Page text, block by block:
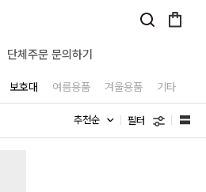
단체주문 문의하기
보호대 여름용품 겨울용품 기타
필터